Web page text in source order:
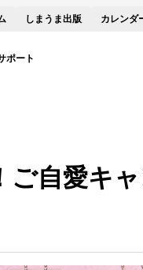
しまうま出版 カレンダ
ポート
自愛キ